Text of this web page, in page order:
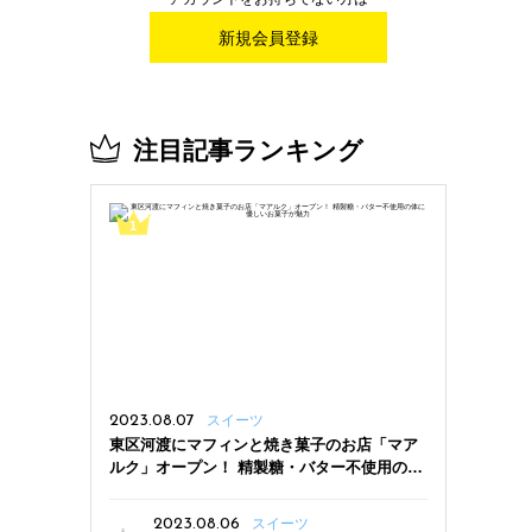
新規会員登録
注目記事ランキング
2023.08.07 スイーツ
東区河渡にマフィンと焼き菓子のお店「マア
ルク」オープン！ 精製糖・バター不使用の体
2023.08.06
スイーツ